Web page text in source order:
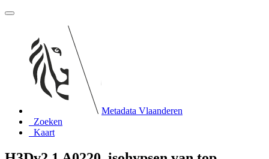
Metadata Vlaanderen
Zoeken
Kaart